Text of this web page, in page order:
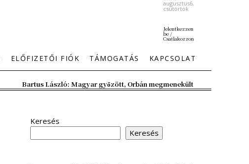
augusztus6,
csütörtök
Jelentkezzen
be /
Csatlakozzon
ELŐFIZETŐI FIÓK TÁMOGATÁS KAPCSOLAT
Bartus László: Magyar győzött, Orbán megmenekült
Keresés
Keresés